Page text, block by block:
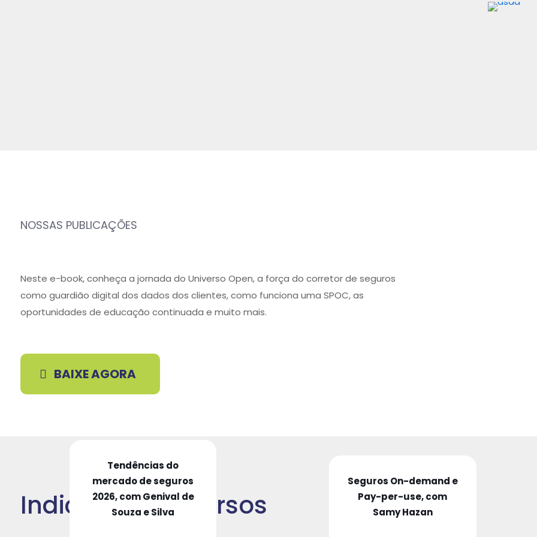
NOSSAS PUBLICAÇÕES
Neste e-book, conheça a jornada do Universo Open, a força do corretor de seguros
como guardião digital dos dados dos clientes, como funciona uma SPOC, as
oportunidades de educação continuada e muito mais.
BAIXE AGORA
Indicação de Cursos
Tendências do
mercado de seguros
2026, com Genival de
Souza e Silva
Seguros On-demand e
Pay-per-use, com
Samy Hazan